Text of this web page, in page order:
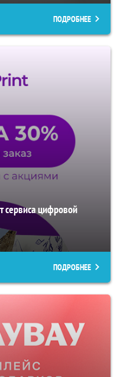
ПОДРОБНЕЕ
сервиса цифровой
ПОДРОБНЕЕ